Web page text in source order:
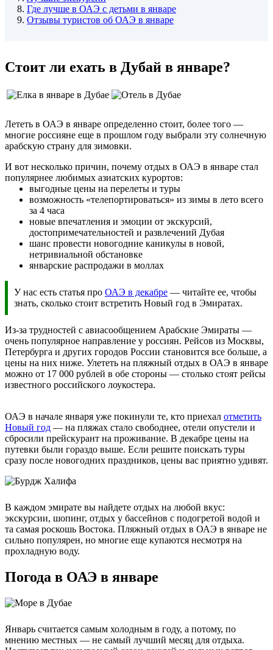
8. Где лучше в ОАЭ с детьми в январе
9. Отзывы туристов об ОАЭ в январе
Стоит ли ехать в Дубай в январе?
Лететь в ОАЭ в январе определенно стоит, более того —
многие россияне еще в прошлом году выбрали эту солнечную
арабскую страну для зимовки.
И вот несколько причин, почему отдых в ОАЭ в январе стал
популярнее любимых азиатских курортов:
выгодные цены на перелеты и туры
возможность «телепортироваться» из зимы в лето всего
за 4 часа
новые впечатления и эмоции от экскурсий,
достопримечательностей и развлечений Дубая
шанс провести новогодние каникулы в новой,
нетривиальной обстановке
январские распродажи в моллах
У нас есть статья про ОАЭ в декабре — читайте ее, чтобы
знать, сколько стоит встретить Новый год в Эмиратах.
Из-за трудностей с авиасообщением Арабские Эмираты —
очень популярное направление у россиян. Рейсов из Москвы,
Петербурга и других городов России становится все больше, а
цены на них ниже. Улететь на пляжный отдых в ОАЭ в январе
можно от 17 000 рублей в обе стороны — столько стоят рейсы
известного российского лоукостера.
ОАЭ в начале января уже покинули те, кто приехал отметить
Новый год — на пляжах стало свободнее, отели опустели и
сбросили прейскурант на проживание. В декабре цены на
путевки были гораздо выше. Если решите поискать туры
сразу после новогодних праздников, цены вас приятно удивят.
В каждом эмирате вы найдете отдых на любой вкус:
экскурсии, шопинг, отдых у бассейнов с подогретой водой и
та самая роскошь Востока. Пляжный отдых в ОАЭ в январе не
сильно популярен, но многие еще купаются несмотря на
прохладную воду.
Погода в ОАЭ в январе
Январь считается самым холодным в году, а потому, по
мнению местных — не самый лучший месяц для отдыха.